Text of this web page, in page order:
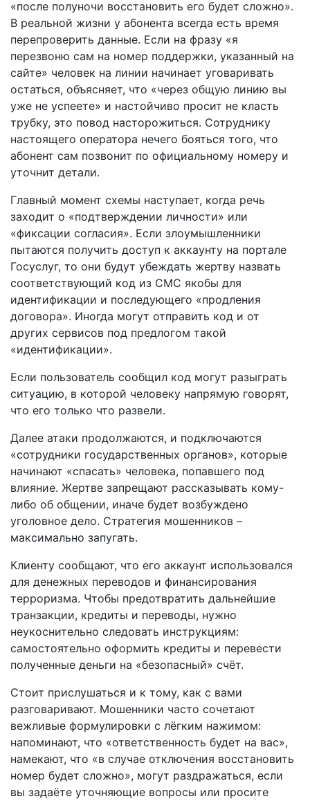
«после полуночи восстановить его будет сложно».
В реальной жизни у абонента всегда есть время
перепроверить данные. Если на фразу «я
перезвоню сам на номер поддержки, указанный на
сайте» человек на линии начинает уговаривать
остаться, объясняет, что «через общую линию вы
уже не успеете» и настойчиво просит не класть
трубку, это повод насторожиться. Сотруднику
настоящего оператора нечего бояться того, что
абонент сам позвонит по официальному номеру и
уточнит детали.
Главный момент схемы наступает, когда речь
заходит о «подтверждении личности» или
«фиксации согласия». Если злоумышленники
пытаются получить доступ к аккаунту на портале
Госуслуг, то они будут убеждать жертву назвать
соответствующий код из СМС якобы для
идентификации и последующего «продления
договора». Иногда могут отправить код и от
других сервисов под предлогом такой
«идентификации».
Если пользователь сообщил код могут разыграть
ситуацию, в которой человеку напрямую говорят,
что его только что развели.
Далее атаки продолжаются, и подключаются
«сотрудники государственных органов», которые
начинают «спасать» человека, попавшего под
влияние. Жертве запрещают рассказывать кому-
либо об общении, иначе будет возбуждено
уголовное дело. Стратегия мошенников –
максимально запугать.
Клиенту сообщают, что его аккаунт использовался
для денежных переводов и финансирования
терроризма. Чтобы предотвратить дальнейшие
транзакции, кредиты и переводы, нужно
неукоснительно следовать инструкциям:
самостоятельно оформить кредиты и перевести
полученные деньги на «безопасный» счёт.
Стоит прислушаться и к тому, как с вами
разговаривают. Мошенники часто сочетают
вежливые формулировки с лёгким нажимом:
напоминают, что «ответственность будет на вас»,
намекают, что «в случае отключения восстановить
номер будет сложно», могут раздражаться, если
вы задаёте уточняющие вопросы или просите